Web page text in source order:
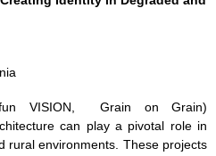
VISION, Grain on Grain)
can play a pivotal role in
rural environments. These projects